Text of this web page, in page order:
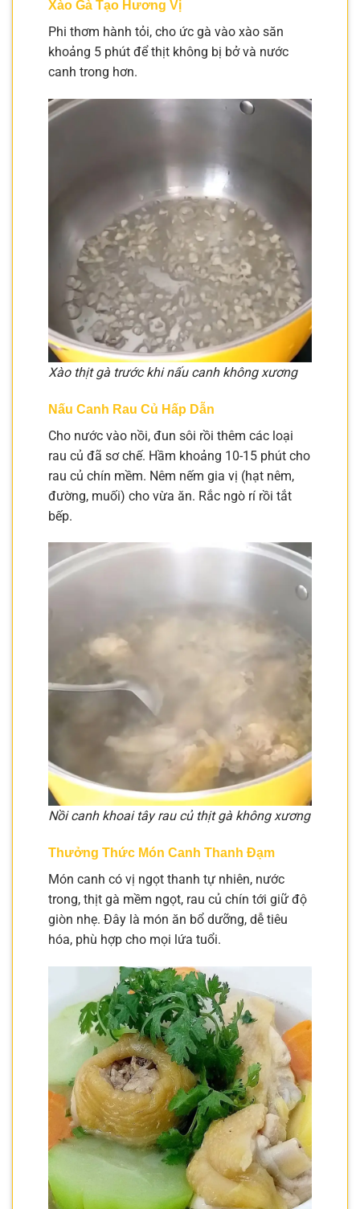
Xào Gà Tạo Hương Vị
Phi thơm hành tỏi, cho ức gà vào xào săn
khoảng 5 phút để thịt không bị bở và nước
canh trong hơn.
Xào thịt gà trước khi nấu canh không xương
Nấu Canh Rau Củ Hấp Dẫn
Cho nước vào nồi, đun sôi rồi thêm các loại
rau củ đã sơ chế. Hầm khoảng 10-15 phút cho
rau củ chín mềm. Nêm nếm gia vị (hạt nêm,
đường, muối) cho vừa ăn. Rắc ngò rí rồi tắt
bếp.
Nồi canh khoai tây rau củ thịt gà không xương
Thưởng Thức Món Canh Thanh Đạm
Món canh có vị ngọt thanh tự nhiên, nước
trong, thịt gà mềm ngọt, rau củ chín tới giữ độ
giòn nhẹ. Đây là món ăn bổ dưỡng, dễ tiêu
hóa, phù hợp cho mọi lứa tuổi.